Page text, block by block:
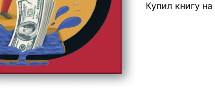
Купил книгу на